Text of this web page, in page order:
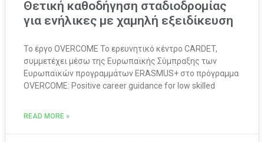
Θετική καθοδήγηση σταδιοδρομίας
για ενήλικες με χαμηλή εξειδίκευση
To έργο OVERCOME Το ερευνητικό κέντρο CARDET,
συμμετέχει μέσω της Ευρωπαϊκής Σύμπραξης των
Ευρωπαϊκών προγραμμάτων ERASMUS+ στο πρόγραμμα
OVERCOME: Positive career guidance for low skilled
READ MORE »